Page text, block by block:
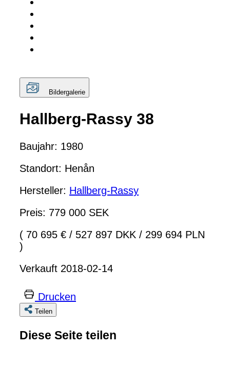
Bildergalerie
Hallberg-Rassy 38
Baujahr: 1980
Standort: Henån
Hersteller: Hallberg-Rassy
Preis: 779 000 SEK
( 70 695 € / 527 897 DKK / 299 694 PLN
)
Verkauft 2018-02-14
Drucken
Teilen
Diese Seite teilen